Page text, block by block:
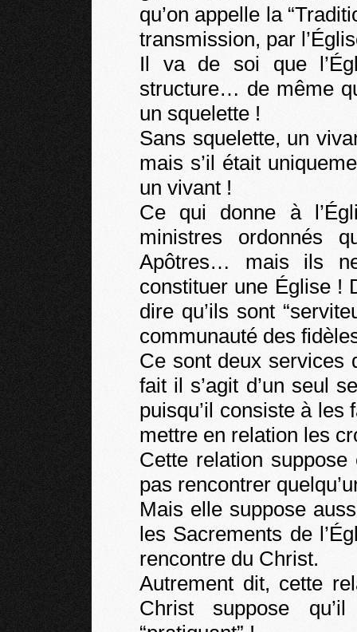
qu’on appelle la
transmission, par
Il va de soi que
structure… de même
un squelette !
Sans squelette, un
mais s’il était
un vivant !
Ce qui donne à
ministres ordonnés
Apôtres… mais ils
constituer une Église !
dire qu’ils sont
communauté des
Ce sont deux services
fait il s’agit d’un seul
puisqu’il consiste à
mettre en relation les
Cette relation
pas rencontrer
Mais elle suppose
les Sacrements de
rencontre du Christ.
Autrement dit, cette
Christ suppose